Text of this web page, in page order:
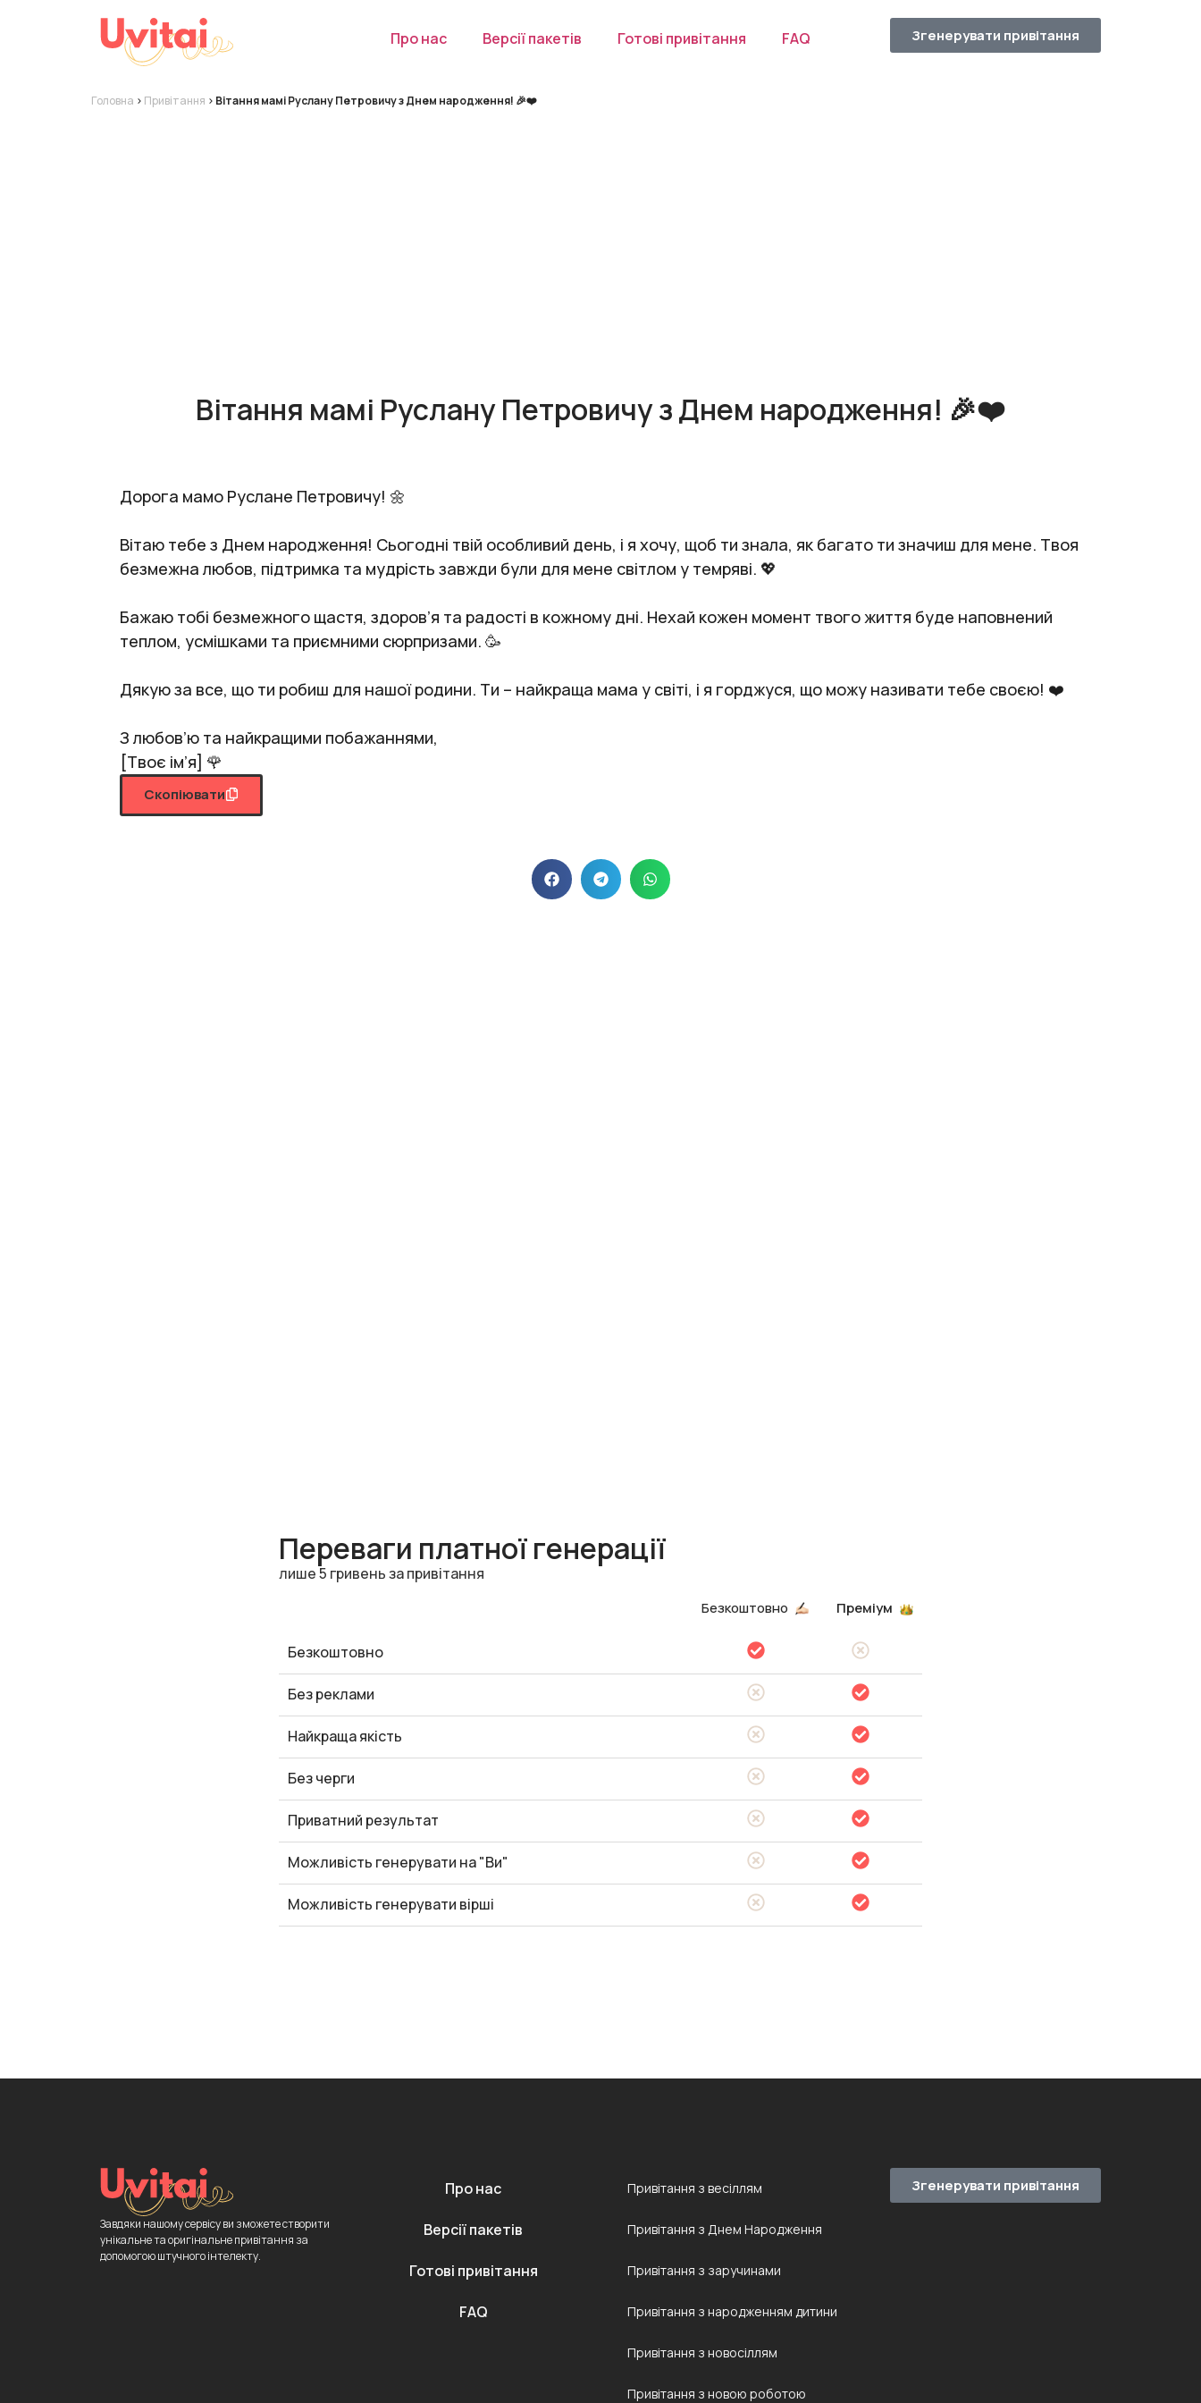
Про нас Версії пакетів Готові привітання FAQ Згенерувати привітання
Головна > Привітання > Вітання мамі Руслану Петровичу з Днем народження! 🎉❤️
Вітання мамі Руслану Петровичу з Днем народження! 🎉❤️
Дорога мамо Руслане Петровичу! 🌼
Вітаю тебе з Днем народження! Сьогодні твій особливий день, і я хочу, щоб ти знала, як багато ти значиш для мене. Твоя
безмежна любов, підтримка та мудрість завжди були для мене світлом у темряві. 💖
Бажаю тобі безмежного щастя, здоров’я та радості в кожному дні. Нехай кожен момент твого життя буде наповнений
теплом, усмішками та приємними сюрпризами. 🥳
Дякую за все, що ти робиш для нашої родини. Ти – найкраща мама у світі, і я горджуся, що можу називати тебе своєю! ❤️
З любов’ю та найкращими побажаннями,
[Твоє ім’я] 🌹
Скопіювати
Переваги платної генерації
лише 5 гривень за привітання
Безкоштовно Преміум
Безкоштовно
Без реклами
Найкраща якість
Без черги
Приватний результат
Можливість генерувати на "Ви"
Можливість генерувати вірші
Завдяки нашому сервісу ви зможете створити
унікальне та оригінальне привітання за
допомогою штучного інтелекту.
Про нас
Версії пакетів
Готові привітання
FAQ
Привітання з весіллям
Привітання з Днем Народження
Привітання з заручинами
Привітання з народженням дитини
Привітання з новосіллям
Привітання з новою роботою
Згенерувати привітання